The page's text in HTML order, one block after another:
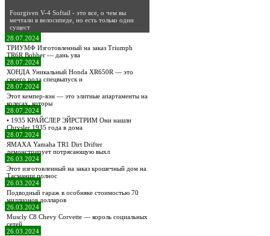
Fourgiven V-4 Softail - это все, о чем вы
мечтали в велосипеде, но есть только один
сущест
28.07.2024
ТРИУМФ Изготовленный на заказ Triumph
TR6R Bobber — дань ува
28.07.2024
ХОНДА Уникальный Honda XR650R — это
своего рода спецвыпуск н
28.07.2024
Этот кемпер-вэн — это элитные апартаменты на
колесах, которы
28.07.2024
• 1935 КРАЙСЛЕР ЭЙРСТРИМ Они нашли
Chrysler 1935 года в дома
28.07.2024
ЯМАХА Yamaha TR1 Dirt Drifter
демонстрирует потрясающую выхл
26.03.2024
Этот изготовленный на заказ крошечный дом на
Тасмании полнос
26.03.2024
Подводный гараж в особняке стоимостью 70
миллионов долларов
26.03.2024
Muscly C8 Chevy Corvette — король социальных
сетей
26.03.2024